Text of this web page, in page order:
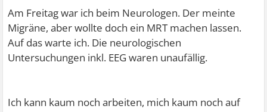
Am Freitag war ich beim Neurologen. Der meinte
Migräne, aber wollte doch ein MRT machen lassen.
Auf das warte ich. Die neurologischen
Untersuchungen inkl. EEG waren unaufällig.
Ich kann kaum noch arbeiten, mich kaum noch auf